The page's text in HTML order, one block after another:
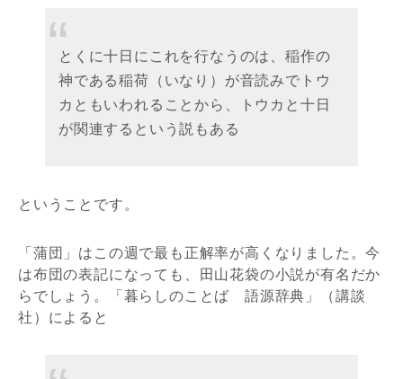
とくに十日にこれを行なうのは、稲作の
神である稲荷（いなり）が音読みでトウ
カともいわれることから、トウカと十日
が関連するという説もある
ということです。
「蒲団」はこの週で最も正解率が高くなりました。今
は布団の表記になっても、田山花袋の小説が有名だか
らでしょう。「暮らしのことば 語源辞典」（講談
社）によると